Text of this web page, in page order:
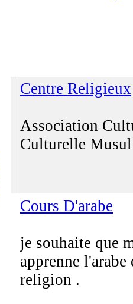
Centre Religieux
Association
Culturelle
Cours D'arabe
je souhaite que
apprenne l'arabe
religion .